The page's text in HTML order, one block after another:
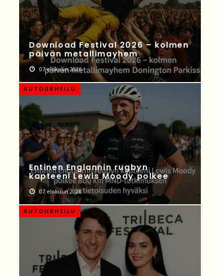
Download Festival 2026 – kolmen
päivän metallimayhem
07 elokuun 2026
AUTOURHEILU
Entinen Englannin rugbyn
kapteeni Lewis Moody polkee
07 elokuun 2026
AUTOURHEILU